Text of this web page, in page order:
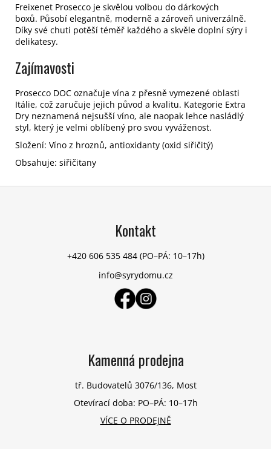
Freixenet Prosecco je skvělou volbou do dárkových
boxů. Působí elegantně, moderně a zároveň univerzálně.
Díky své chuti potěší téměř každého a skvěle doplní sýry i
delikatesy.
Zajímavosti
Prosecco DOC označuje vína z přesně vymezené oblasti
Itálie, což zaručuje jejich původ a kvalitu. Kategorie Extra
Dry neznamená nejsušší víno, ale naopak lehce nasládlý
styl, který je velmi oblíbený pro svou vyváženost.
Složení: Víno z hroznů, antioxidanty (oxid siřičitý)
Obsahuje: siřičitany
Z
Kontakt
+420 606 535 484 (PO–PÁ: 10–17h)
info@syrydomu.cz
Kamenná prodejna
tř. Budovatelů 3076/136, Most
Otevírací doba: PO–PÁ: 10–17h
VÍCE O PRODEJNĚ